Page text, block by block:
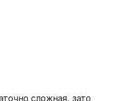
сложная, зато